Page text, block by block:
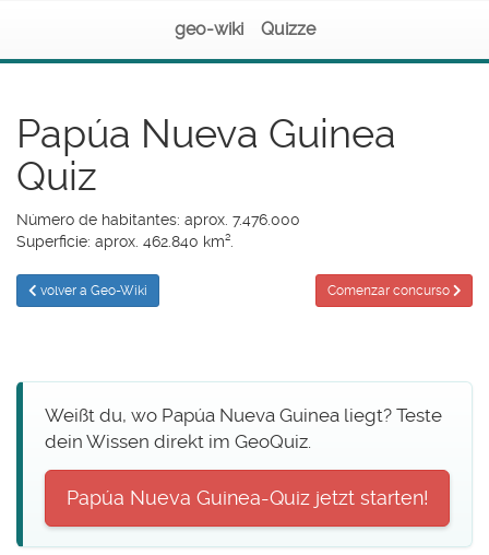
geo-wiki Quizze
Papúa Nueva Guinea
Quiz
Número de habitantes: aprox. 7.476.000
Superficie: aprox. 462.840 km².
volver a Geo-Wiki Comenzar concurso
Weißt du, wo Papúa Nueva Guinea liegt? Teste
dein Wissen direkt im GeoQuiz.
Papúa Nueva Guinea-Quiz jetzt starten!